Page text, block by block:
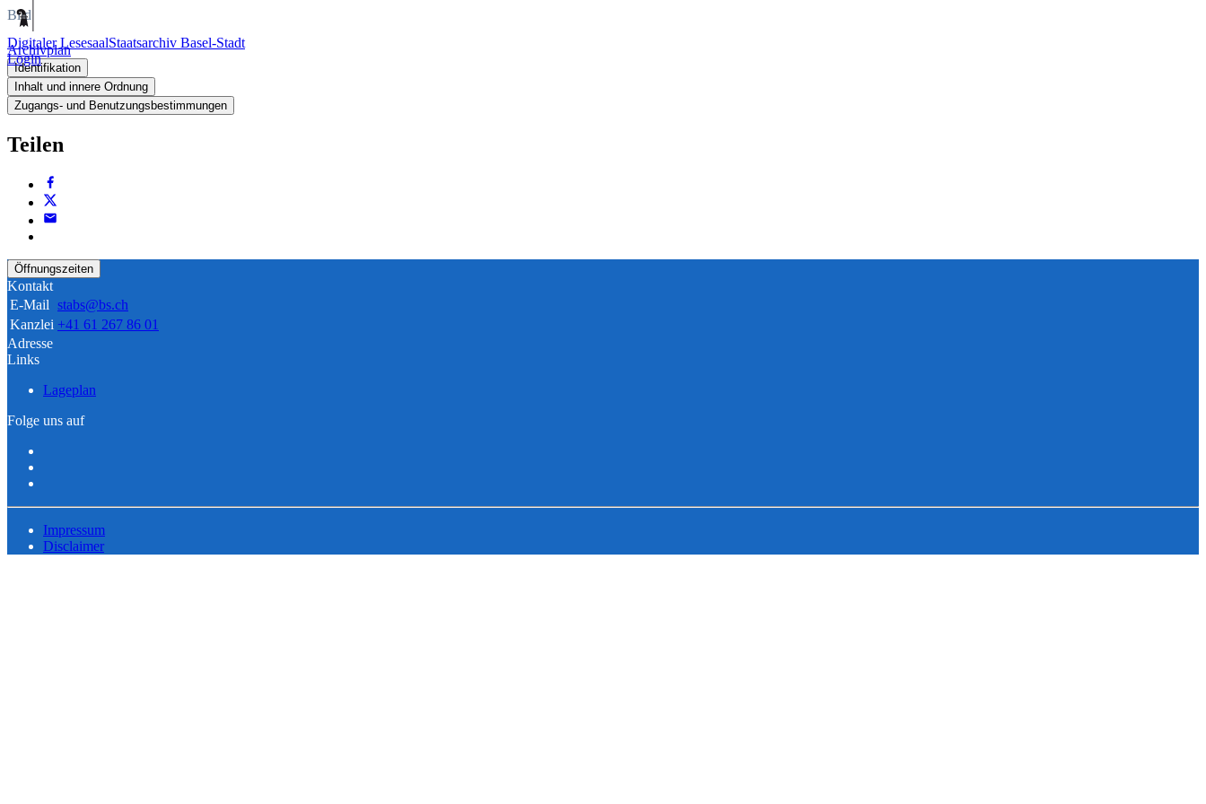
Digitaler LesesaalStaatsarchiv Basel-Stadt
Login
Bild
Archivplan
Identifikation
Inhalt und innere Ordnung
Zugangs- und Benutzungsbestimmungen
Teilen
Öffnungszeiten
Kontakt
E-Mail stabs@bs.ch
Kanzlei +41 61 267 86 01
Adresse
Links
Lageplan
Folge uns auf
Impressum
Disclaimer